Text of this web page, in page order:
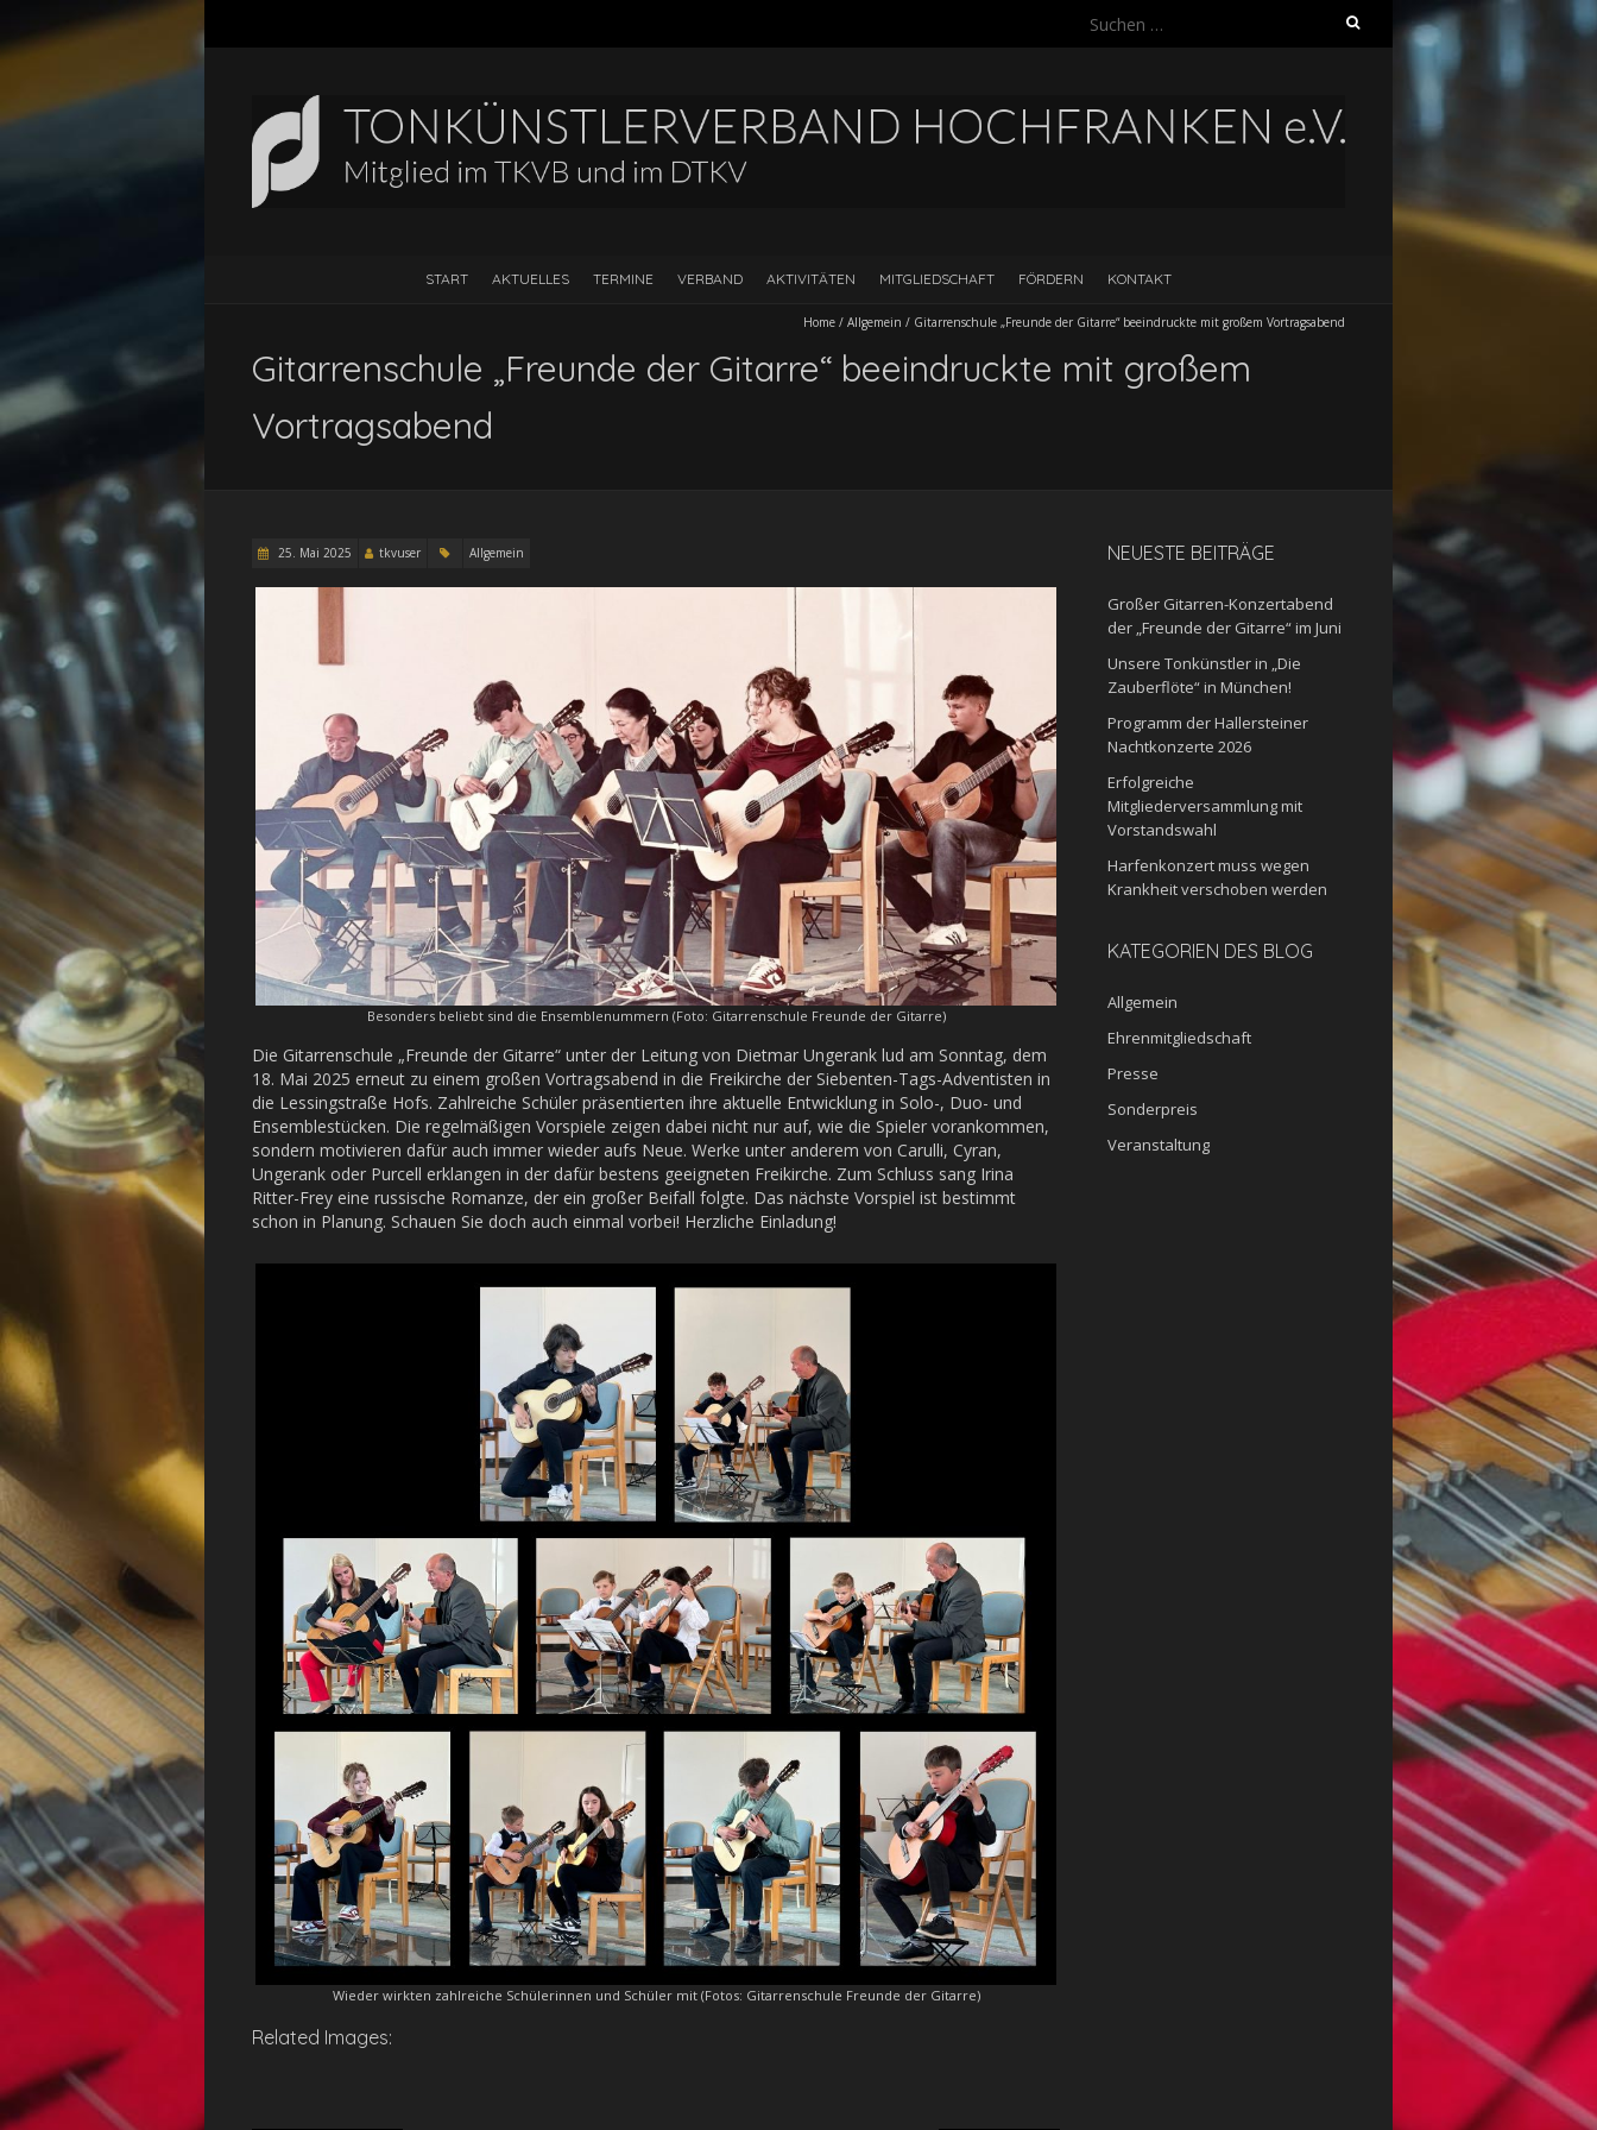
Suchen
START AKTUELLES TERMINE VERBAND AKTIVITÄTEN MITGLIEDSCHAFT FÖRDERN KONTAKT
Home / Allgemein / Gitarrenschule „Freunde der Gitarre“ beeindruckte mit großem Vortragsabend
Gitarrenschule „Freunde der Gitarre“ beeindruckte mit großem
Vortragsabend
25. Mai 2025 tkvuser Allgemein
Besonders beliebt sind die Ensemblenummern (Foto: Gitarrenschule Freunde der Gitarre)
Die Gitarrenschule „Freunde der Gitarre“ unter der Leitung von Dietmar Ungerank lud am Sonntag, dem
18. Mai 2025 erneut zu einem großen Vortragsabend in die Freikirche der Siebenten-Tags-Adventisten in
die Lessingstraße Hofs. Zahlreiche Schüler präsentierten ihre aktuelle Entwicklung in Solo-, Duo- und
Ensemblestücken. Die regelmäßigen Vorspiele zeigen dabei nicht nur auf, wie die Spieler vorankommen,
sondern motivieren dafür auch immer wieder aufs Neue. Werke unter anderem von Carulli, Cyran,
Ungerank oder Purcell erklangen in der dafür bestens geeigneten Freikirche. Zum Schluss sang Irina
Ritter-Frey eine russische Romanze, der ein großer Beifall folgte. Das nächste Vorspiel ist bestimmt
schon in Planung. Schauen Sie doch auch einmal vorbei! Herzliche Einladung!
Wieder wirkten zahlreiche Schülerinnen und Schüler mit (Fotos: Gitarrenschule Freunde der Gitarre)
Related Images:
NEUESTE BEITRÄGE
Großer Gitarren-Konzertabend
der „Freunde der Gitarre“ im Juni
Unsere Tonkünstler in „Die
Zauberflöte“ in München!
Programm der Hallersteiner
Nachtkonzerte 2026
Erfolgreiche
Mitgliederversammlung mit
Vorstandswahl
Harfenkonzert muss wegen
Krankheit verschoben werden
KATEGORIEN DES BLOG
Allgemein
Ehrenmitgliedschaft
Presse
Sonderpreis
Veranstaltung